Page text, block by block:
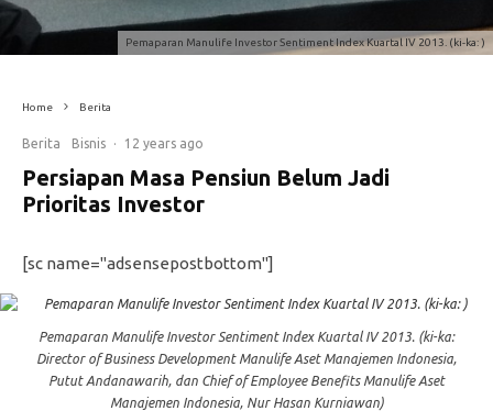
Pemaparan Manulife Investor Sentiment Index Kuartal IV 2013. (ki-ka: )
Home Berita
Berita Bisnis · 12 years ago
Persiapan Masa Pensiun Belum Jadi
Prioritas Investor
[sc name="adsensepostbottom"]
Pemaparan Manulife Investor Sentiment Index Kuartal IV 2013. (ki-ka:
Director of Business Development Manulife Aset Manajemen Indonesia,
Putut Andanawarih, dan Chief of Employee Benefits Manulife Aset
Manajemen Indonesia, Nur Hasan Kurniawan)